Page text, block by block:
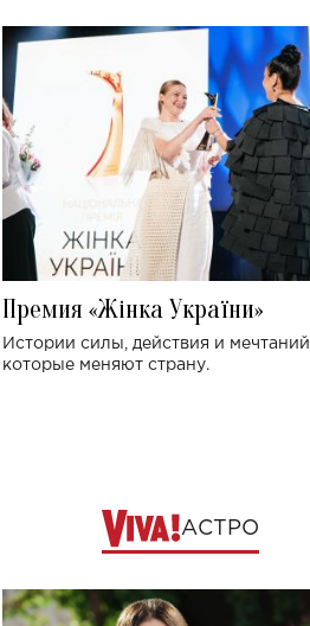
Премия «Жінка України»
Истории силы, действия и мечтаний,
которые меняют страну.
АСТРО